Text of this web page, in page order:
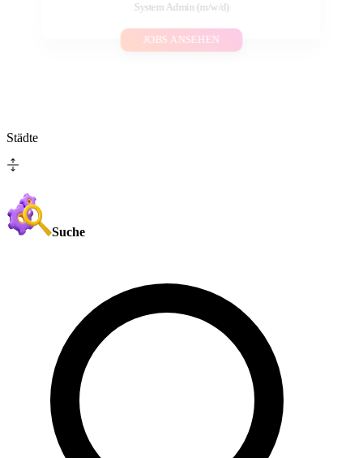
System Admin (m/w/d)
JOBS ANSEHEN
Städte
Suche